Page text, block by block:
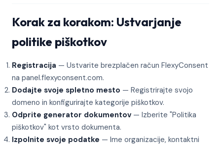
Korak za korakom: Ustvarjanje
politike piškotkov
Registracija — Ustvarite brezplačen račun FlexyConsent
na panel.flexyconsent.com.
Dodajte svoje spletno mesto — Registrirajte svojo
domeno in konfigurirajte kategorije piškotkov.
Odprite generator dokumentov — Izberite "Politika
piškotkov" kot vrsto dokumenta.
Izpolnite svoje podatke — Ime organizacije, kontaktni